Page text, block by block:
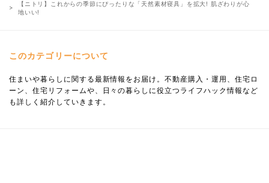
【ニトリ】これからの季節にぴったりな「天然素材寝具」を拡⼤! 肌ざわりが⼼
地いい!
このカテゴリーについて
住まいや暮らしに関する最新情報をお届け。不動産購入・運用、住宅ロ
ーン、住宅リフォームや、日々の暮らしに役立つライフハック情報など
も詳しく紹介していきます。